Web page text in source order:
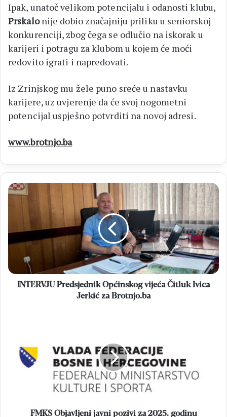
Ipak, unatoč velikom potencijalu i odanosti klubu,
Prskalonije dobio značajniju priliku u seniorskoj
konkurenciji, zbog čega se odlučio na iskorak u
karijeri i potragu za klubom u kojem će moći
redovito igrati i napredovati.
Iz Zrinjskog mu žele puno sreće u nastavku
karijere, uz uvjerenje da će svoj nogometni
potencijal uspješno potvrditi na novoj adresi.
www.brotnjo.ba
INTERVJU
Predsjednik
Čitluk
Ivica
Brotnjo.ba
INTERVJU Predsjednik Općinskog vijeća Čitluk Ivica
Jerkić za Brotnjo.ba
pozivi
FMKS Objavljeni javni pozivi za 2025. godinu